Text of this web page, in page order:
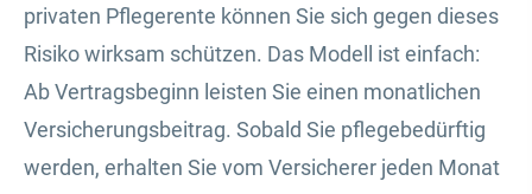
privaten Pfle­ge­ren­te können Sie sich gegen dieses
Risiko wirksam schützen. Das Modell ist einfach:
Ab Vertragsbeginn leisten Sie einen monatlichen
Versicherungsbeitrag. Sobald Sie pflegebedürftig
werden, erhalten Sie vom Versicherer jeden Monat